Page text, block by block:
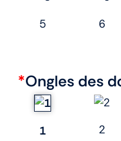
5 6
*Ongles des
1 2